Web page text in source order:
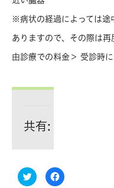
※病状の経過によっては途
ありますので、その際は
由診療での料金＞ 受診時に
共有:
ク
リ
Facebook
で